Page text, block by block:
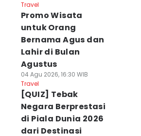
Travel
Promo Wisata
untuk Orang
Bernama Agus dan
Lahir di Bulan
Agustus
04 Agu 2026, 16:30 WIB
Travel
[QUIZ] Tebak
Negara Berprestasi
di Piala Dunia 2026
dari Destinasi